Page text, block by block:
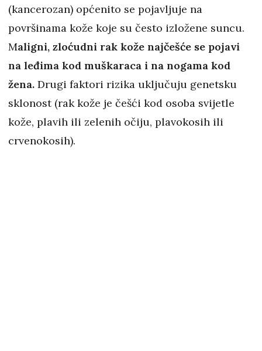
(kancerozan) općenito se pojavljuje na
površinama kože koje su često izložene suncu.
Maligni, zloćudni rak kože najčešće se pojavi
na leđima kod muškaraca i na nogama kod
žena. Drugi faktori rizika uključuju genetsku
sklonost (rak kože je češći kod osoba svijetle
kože, plavih ili zelenih očiju, plavokosih ili
crvenokosih).